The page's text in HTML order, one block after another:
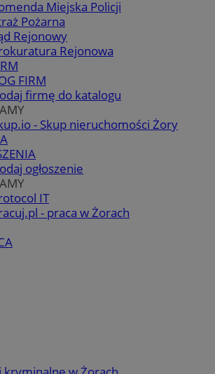
Miejska Policji
Pożarna
Rejonowy
Rejonowa
FIRM
firmę do katalogu
- Skup nieruchomości Żory
ogłoszenie
IT
- praca w Żorach